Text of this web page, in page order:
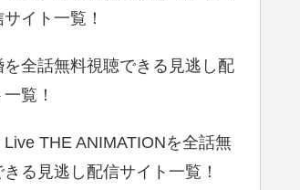
イト一覧！
を全話無料視聴できる見逃し配
覧！
Live THE ANIMATIONを全話無
る見逃し配信サイト一覧！